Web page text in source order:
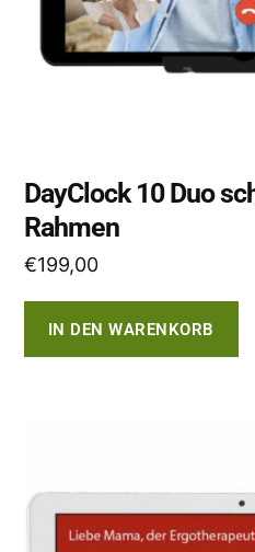
DayClock 10 Duo
Rahmen
€199,00
IN DEN WARENKORB